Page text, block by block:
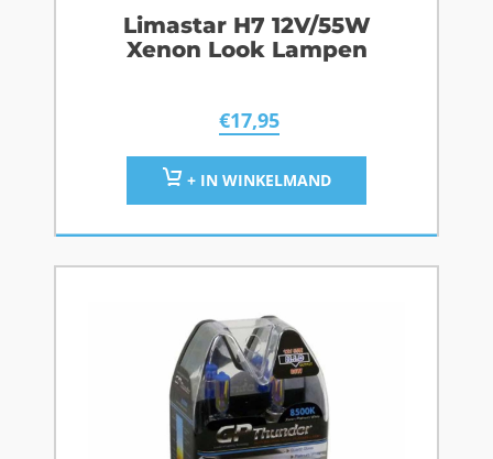
Limastar H7 12V/55W
Xenon Look Lampen
€17,95
+ IN WINKELMAND